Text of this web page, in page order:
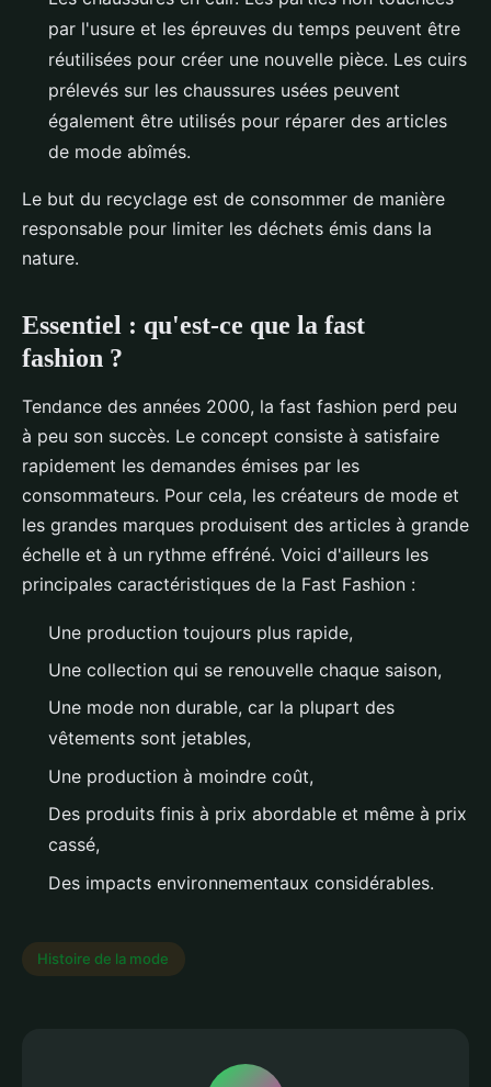
par l'usure et les épreuves du temps peuvent être
réutilisées pour créer une nouvelle pièce. Les cuirs
prélevés sur les chaussures usées peuvent
également être utilisés pour réparer des articles
de mode abîmés.
Le but du recyclage est de consommer de manière
responsable pour limiter les déchets émis dans la
nature.
Essentiel : qu'est-ce que la fast
fashion ?
Tendance des années 2000, la fast fashion perd peu
à peu son succès. Le concept consiste à satisfaire
rapidement les demandes émises par les
consommateurs. Pour cela, les créateurs de mode et
les grandes marques produisent des articles à grande
échelle et à un rythme effréné. Voici d'ailleurs les
principales caractéristiques de la Fast Fashion :
Une production toujours plus rapide,
Une collection qui se renouvelle chaque saison,
Une mode non durable, car la plupart des
vêtements sont jetables,
Une production à moindre coût,
Des produits finis à prix abordable et même à prix
cassé,
Des impacts environnementaux considérables.
Histoire de la mode